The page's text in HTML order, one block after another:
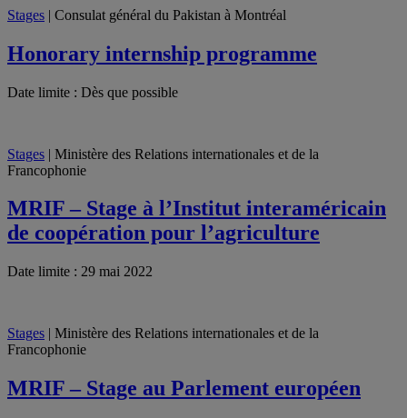
Stages | Consulat général du Pakistan à Montréal
Honorary internship programme
Date limite : Dès que possible
Stages | Ministère des Relations internationales et de la
Francophonie
MRIF – Stage à l’Institut interaméricain
de coopération pour l’agriculture
Date limite : 29 mai 2022
Stages | Ministère des Relations internationales et de la
Francophonie
MRIF – Stage au Parlement européen